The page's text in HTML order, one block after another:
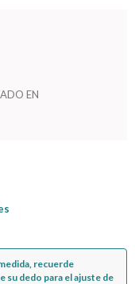
EN
recuerde
su dedo para el ajuste de